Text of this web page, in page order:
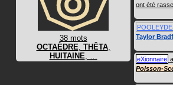
38 mots
OCTAÈDRE, THÊTA,
HUITAINE, …
ont été
Taylor
eXionnaire
Poisson-